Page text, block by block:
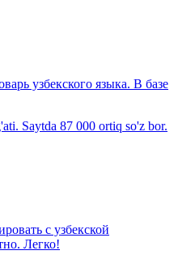
узбекского языка. В базе
Saytda 87 000 ortiq so'z bor.
с узбекской
Легко!